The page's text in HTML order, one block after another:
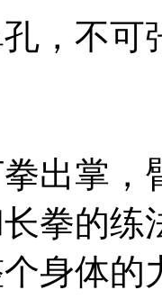
不可
掌，
拳的练
身体